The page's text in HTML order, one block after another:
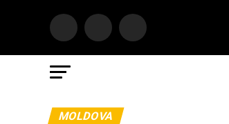
MOLDOVA